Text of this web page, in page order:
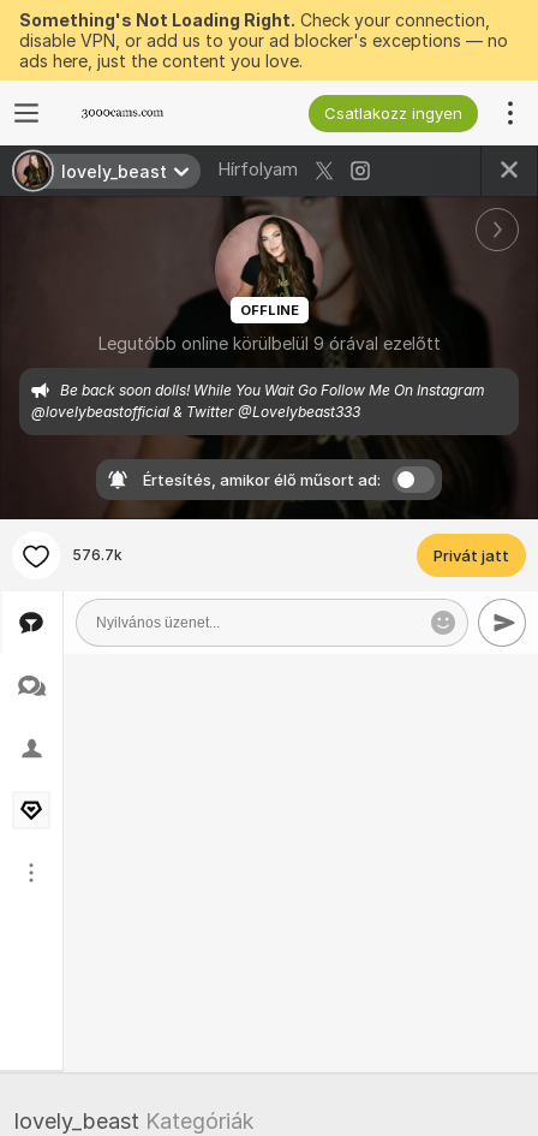
Something's Not Loading Right. Check your connection,
disable VPN, or add us to your ad blocker's exceptions — no
ads here, just the content you love.
Csatlakozz ingyen
lovely_beast Hírfolyam
OFFLINE
Legutóbb online körülbelül 9 órával ezelőtt
Be back soon dolls! While You Wait Go Follow Me On Instagram
@lovelybeastofficial & Twitter @Lovelybeast333
Értesítés, amikor élő műsort ad:
576.7k Privát jatt
lovely_beast Kategóriák